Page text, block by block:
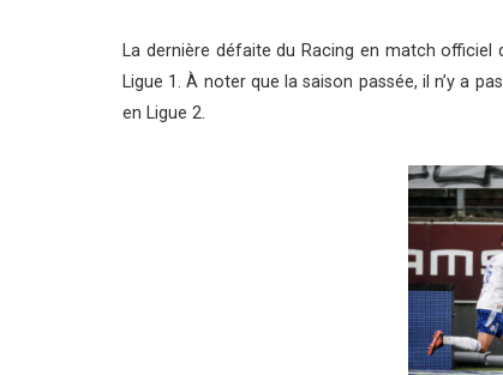
La dernière défaite du Racing en match officiel
Ligue 1. À noter que la saison passée, il n’y a
en Ligue 2.